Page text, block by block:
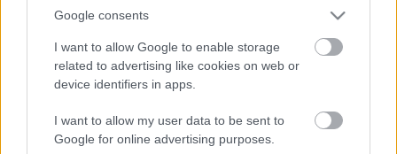
Google consents
I want to allow Google to enable storage
related to advertising like cookies on web or
device identifiers in apps.
I want to allow my user data to be sent to
Google for online advertising purposes.